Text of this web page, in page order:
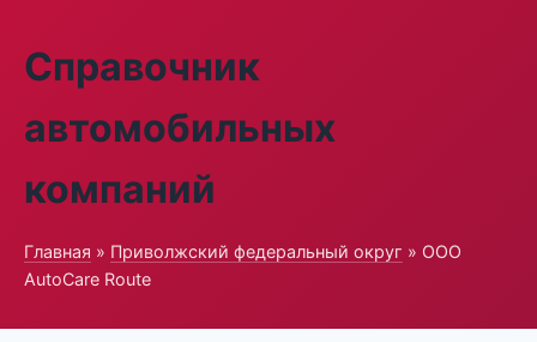
Справочник
автомобильных
компаний
Главная » Приволжский федеральный округ » ООО
AutoCare Route